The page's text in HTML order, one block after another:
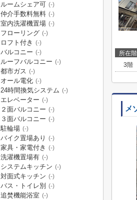
所在階
3階
メ
ルームシェア可 (-)
仲介手数料無料 (-)
室内洗濯機置場 (-)
フローリング (-)
ロフト付き (-)
バルコニー (-)
ルーフバルコニー (-)
都市ガス (-)
オール電化 (-)
24時間換気システム (-)
エレベーター (-)
２面バルコニー (-)
３面バルコニー (-)
駐輪場 (-)
バイク置場あり (-)
家具・家電付き (-)
洗濯機置場有 (-)
システムキッチン (-)
対面式キッチン (-)
バス・トイレ別 (-)
追焚機能浴室 (-)